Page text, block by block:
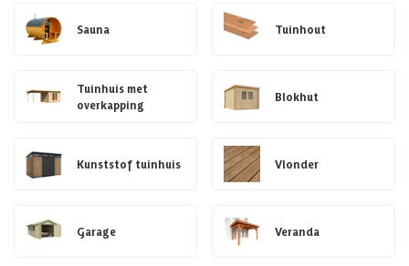
Sauna Tuinhout
Tuinhuis met
overkapping
Blokhut
Kunststof tuinhuis Vlonder
Garage Veranda